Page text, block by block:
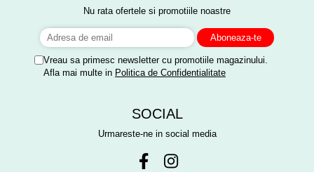
Nu rata ofertele si promotiile noastre
Vreau sa primesc newsletter cu promotiile magazinului.
Afla mai multe in Politica de Confidentialitate
SOCIAL
Urmareste-ne in social media